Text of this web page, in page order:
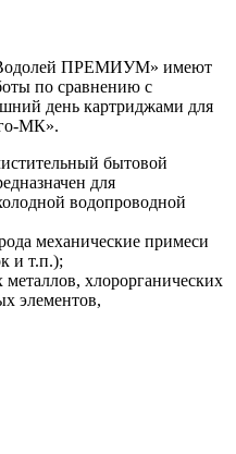
ПРЕМИУМ» имеют
по сравнению с
день картриджами для
МК».
бытовой
для
водопроводной
механические примеси
и т.п.);
хлорорганических
элементов,